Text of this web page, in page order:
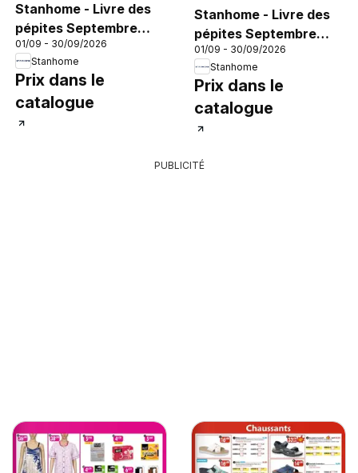
Stanhome - Livre des
pépites Septembre
2026
01/09 - 30/09/2026
Stanhome
Prix dans le
catalogue
Stanhome - Livre des
pépites Septembre
2026
01/09 - 30/09/2026
Stanhome
Prix dans le
catalogue
PUBLICITÉ